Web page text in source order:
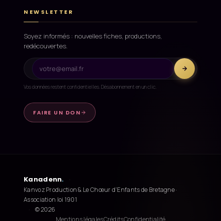
NEWSLETTER
Soyez informés : nouvelles fiches, productions,
redécouvertes.
Vos données restent confidentielles. Désabonnement en un clic.
FAIRE UN DON
Kanadenn.
·
Kanvoz Production & Le Chœur d'Enfants de Bretagne ·
Association loi 1901
·
© 2026
Mentions légalesCréditsConfidentialité